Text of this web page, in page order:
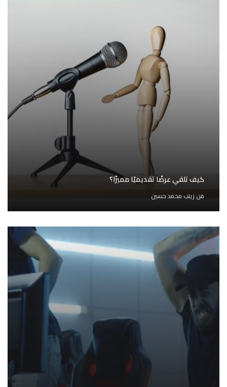
كيف تلقي عرضًا تقديميًا مميزًا؟
منزينب محمد حسين